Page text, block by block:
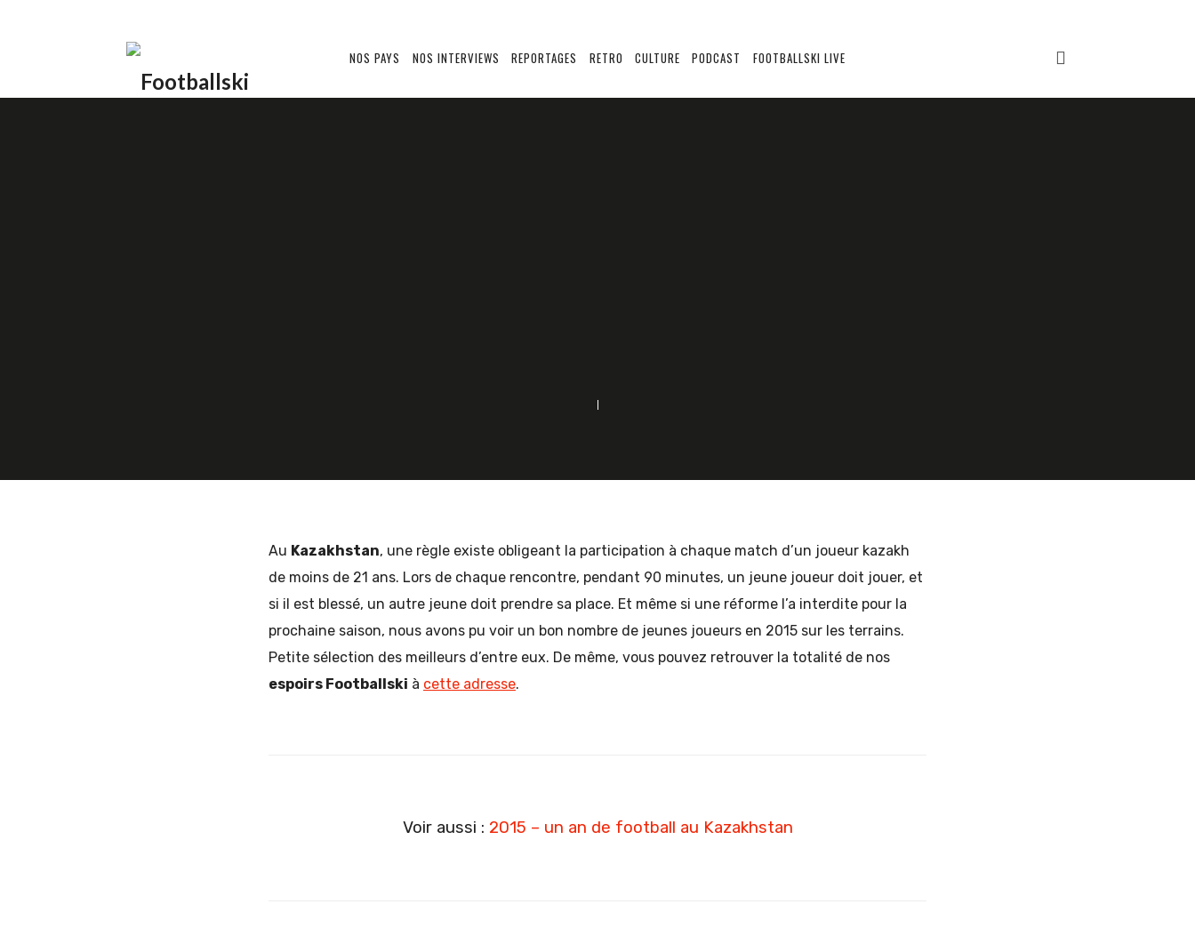
Footballski NOS PAYS NOS INTERVIEWS REPORTAGES RETRO CULTURE PODCAST FOOTBALLSKI LIVE
Au Kazakhstan, une règle existe obligeant la participation à chaque match d’un joueur kazakh
de moins de 21 ans. Lors de chaque rencontre, pendant 90 minutes, un jeune joueur doit jouer, et
si il est blessé, un autre jeune doit prendre sa place. Et même si une réforme l’a interdite pour la
prochaine saison, nous avons pu voir un bon nombre de jeunes joueurs en 2015 sur les terrains.
Petite sélection des meilleurs d’entre eux. De même, vous pouvez retrouver la totalité de nos
espoirs Footballski à cette adresse.
Voir aussi : 2015 – un an de football au Kazakhstan